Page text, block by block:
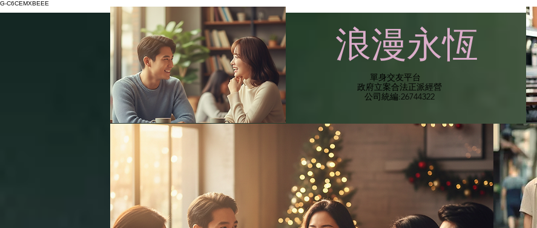
G-C6CEMXBEEE
單身交友平台
​政府立案合法正派經營​
​公司統編:26744322
​浪漫永恆